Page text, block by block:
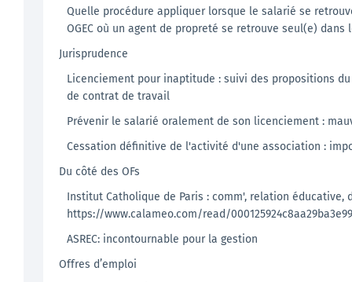
Quelle procédure appliquer lorsque le salarié se
OGEC où un agent de propreté se retrouve seul(e)
Jurisprudence
Licenciement pour inaptitude : suivi des propositions
de contrat de travail
Prévenir le salarié oralement de son licenciement :
Cessation définitive de l'activité d'une association :
Du côté des OFs
Institut Catholique de Paris : comm', relation
https://www.calameo.com/read/000125924c8aa29ba3e99
ASREC: incontournable pour la gestion
Offres d’emploi